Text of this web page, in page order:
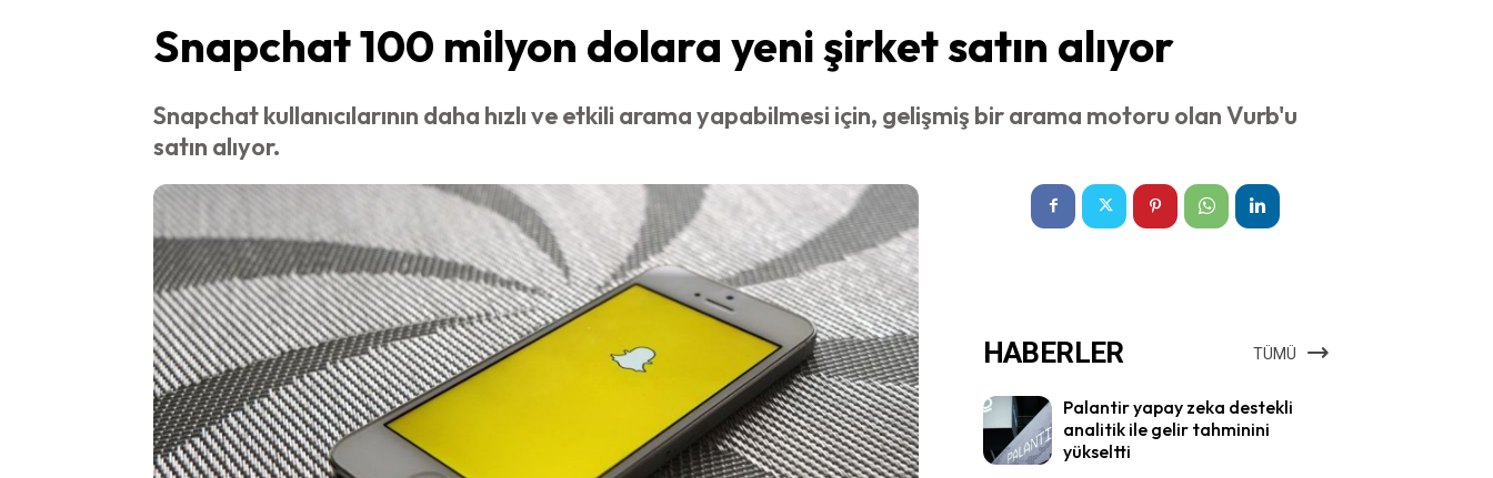
Snapchat 100 milyon dolara yeni şirket satın alıyor
Snapchat kullanıcılarının daha hızlı ve etkili arama yapabilmesi için, gelişmiş bir arama motoru olan Vurb'u
satın alıyor.
HABERLER TÜMÜ
Palantir yapay zeka destekli
analitik ile gelir tahminini
yükseltti